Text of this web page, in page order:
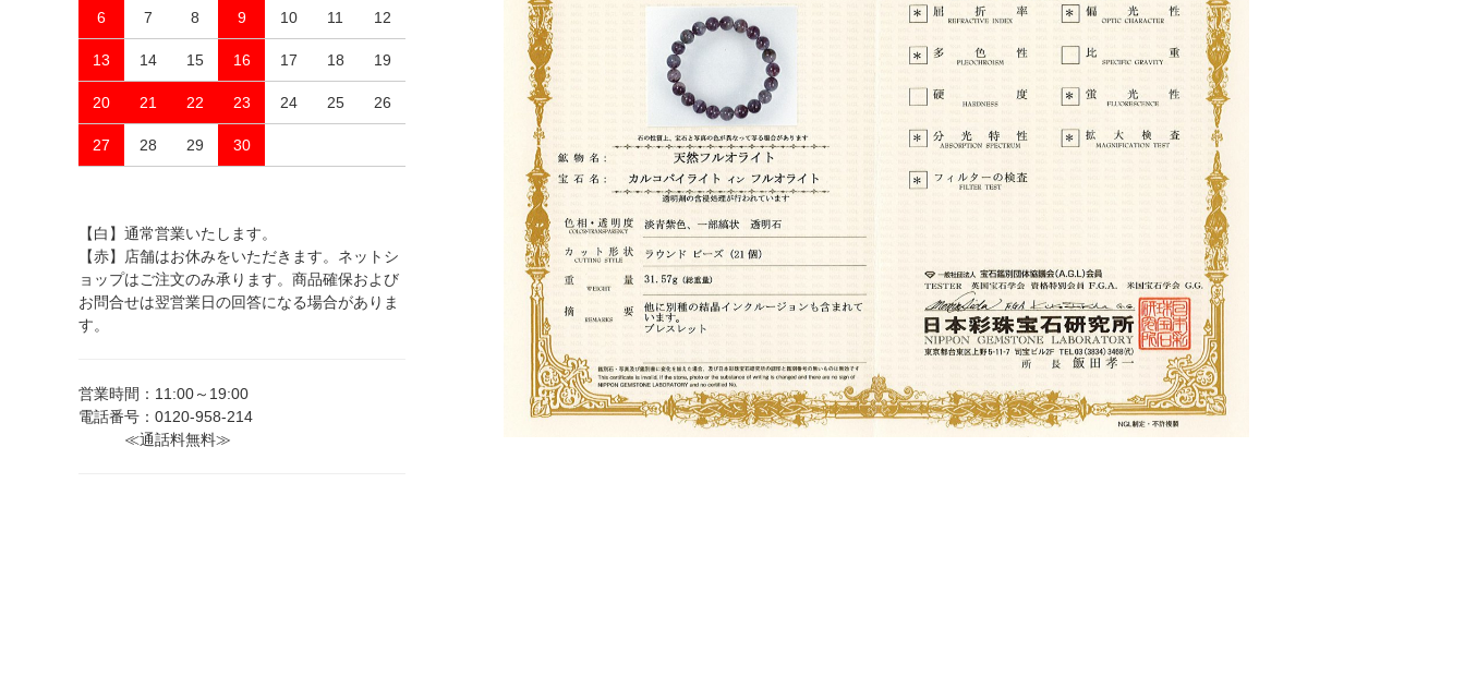
6 7 8 9 10 11 12
13 14 15 16 17 18 19
20 21 22 23 24 25 26
27 28 29 30
【白】通常営業いたします。
【赤】店舗はお休みをいただきます。ネットシ
ョップはご注文のみ承ります。商品確保および
お問合せは翌営業日の回答になる場合がありま
す。
営業時間：11:00～19:00
電話番号：0120-958-214
≪通話料無料≫